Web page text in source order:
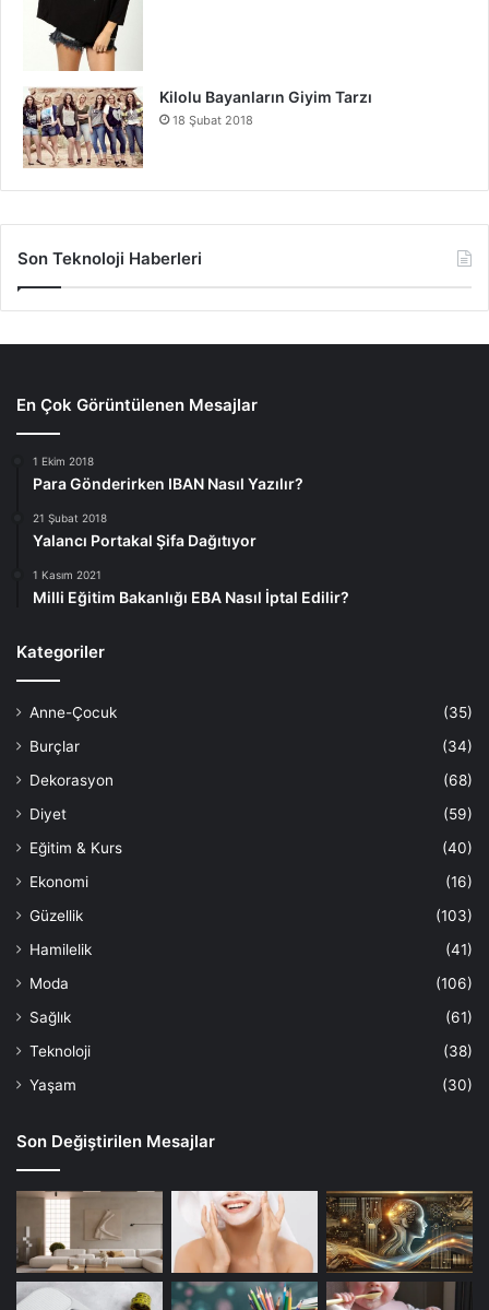
Kilolu Bayanların Giyim Tarzı
18 Şubat 2018
Son Teknoloji Haberleri
En Çok Görüntülenen Mesajlar
1 Ekim 2018
Para Gönderirken IBAN Nasıl Yazılır?
21 Şubat 2018
Yalancı Portakal Şifa Dağıtıyor
1 Kasım 2021
Milli Eğitim Bakanlığı EBA Nasıl İptal Edilir?
Kategoriler
Anne-Çocuk
(35)
Burçlar
(34)
Dekorasyon
(68)
Diyet
(59)
Eğitim & Kurs
(40)
Ekonomi
(16)
Güzellik
(103)
Hamilelik
(41)
Moda
(106)
Sağlık
(61)
Teknoloji
(38)
Yaşam
(30)
Son Değiştirilen Mesajlar